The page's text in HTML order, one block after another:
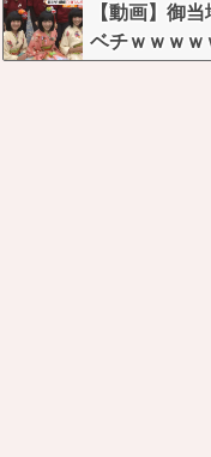
【動画】御
ベチｗｗｗｗ